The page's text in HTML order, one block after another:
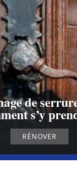
de
s’y
RÉNOVER